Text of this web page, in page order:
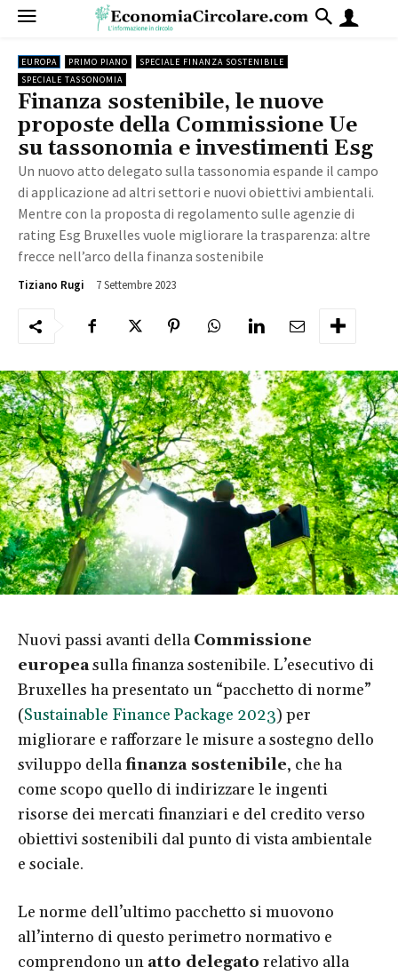
EUROPA PRIMO PIANO
SPECIALE FINANZA SOSTENIBILE
SPECIALE TASSONOMIA
Finanza sostenibile, le nuove
proposte della Commissione Ue
su tassonomia e investimenti Esg
Un nuovo atto delegato sulla tassonomia espande il campo
di applicazione ad altri settori e nuovi obiettivi ambientali.
Mentre con la proposta di regolamento sulle agenzie di
rating Esg Bruxelles vuole migliorare la trasparenza: altre
frecce nell’arco della finanza sostenibile
Tiziano Rugi 7 Settembre 2023
Nuovi passi avanti della Commissione
europeasulla finanza sostenibile. L’esecutivo di
Bruxelles ha presentato un “pacchetto di norme”
(Sustainable Finance Package 2023) per
migliorare e rafforzare le misure a sostegno dello
sviluppo dellafinanza sostenibile, che ha
come scopo quello di indirizzare le ingenti
risorse dei mercati finanziari e del credito verso
obiettivi sostenibili dal punto di vista ambientale
e sociale.
Le norme dell’ultimo pacchetto si muovono
all’interno di questo perimetro normativo e
comprendono un atto delegato relativo alla